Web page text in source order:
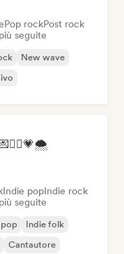
Pop rockPost rock
seguite
New wave
Indie popIndie rock
seguite
Indie folk
Cantautore